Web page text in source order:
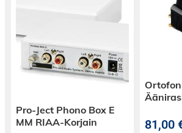
Pro-Ject Phono Box E
MM RIAA-Korjain
81,00